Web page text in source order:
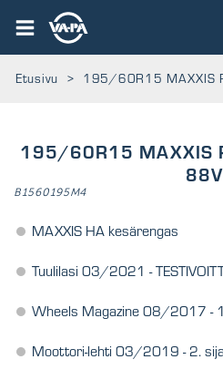
Etusivu > 195/60R15 MAXXIS
195/60R15 MAXXIS
88V
B1560195M4
MAXXIS HA kesärengas
Tuulilasi 03/2021 -
Wheels Magazine 08/2017 -
Moottori-lehti 03/2019 - 2.